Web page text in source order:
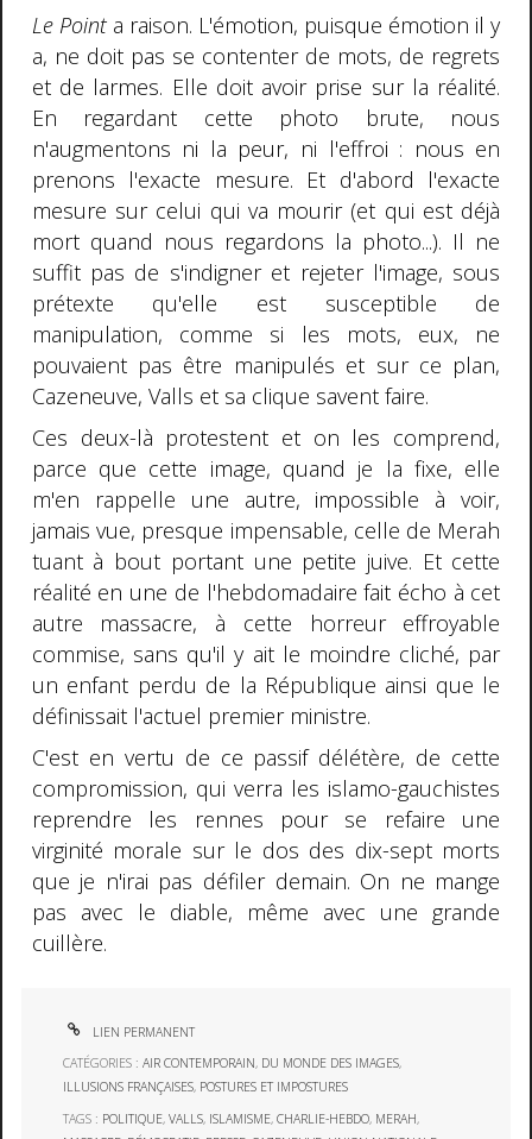
Le Pointa raison. L'émotion, puisque émotion il y
a, ne doit pas se contenter de mots, de regrets
et de larmes. Elle doit avoir prise sur la réalité.
En regardant cette photo brute, nous
n'augmentons ni la peur, ni l'effroi : nous en
prenons l'exacte mesure. Et d'abord l'exacte
mesure sur celui qui va mourir (et qui est déjà
mort quand nous regardons la photo...). Il ne
suffit pas de s'indigner et rejeter l'image, sous
prétexte qu'elle est susceptible de
manipulation, comme si les mots, eux, ne
pouvaient pas être manipulés et sur ce plan,
Cazeneuve, Valls et sa clique savent faire.
Ces deux-là protestent et on les comprend,
parce que cette image, quand je la fixe, elle
m'en rappelle une autre, impossible à voir,
jamais vue, presque impensable, celle de Merah
tuant à bout portant une petite juive. Et cette
réalité en une de l'hebdomadaire fait écho à cet
autre massacre, à cette horreur effroyable
commise, sans qu'il y ait le moindre cliché, par
un enfant perdu de la République ainsi que le
définissait l'actuel premier ministre.
C'est en vertu de ce passif délétère, de cette
compromission, qui verra les islamo-gauchistes
reprendre les rennes pour se refaire une
virginité morale sur le dos des dix-sept morts
que je n'irai pas défiler demain. On ne mange
pas avec le diable, même avec une grande
cuillère.
LIEN PERMANENT
CATÉGORIES :AIR CONTEMPORAIN, DU MONDE DES IMAGES,
ILLUSIONS FRANÇAISES, POSTURES ET IMPOSTURES
TAGS : POLITIQUE,VALLS, ISLAMISME,CHARLIE-HEBDO, MERAH,